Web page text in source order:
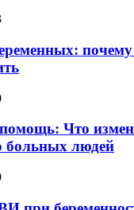
почему
Что
больных людей